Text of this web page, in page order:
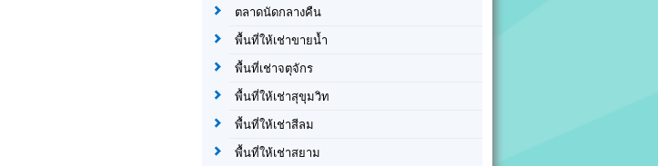
ตลาดนัดกลางคืน
พื้นที่ให้เช่าขายน้ำ
พื้นที่เช่าจตุจักร
พื้นที่ให้เช่าสุขุมวิท
พื้นที่ให้เช่าสีลม
พื้นที่ให้เช่าสยาม